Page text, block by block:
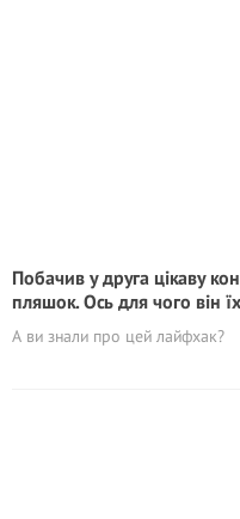
Побачив у друга цікаву
пляшок. Ось для чого він
А ви знали про цей лайфхак?